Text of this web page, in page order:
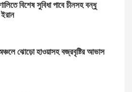
বিশেষ সুবিধা পাবে চীনসহ বন্ধু
ঝোড়ো হাওয়াসহ বজ্রবৃষ্টির আভাস